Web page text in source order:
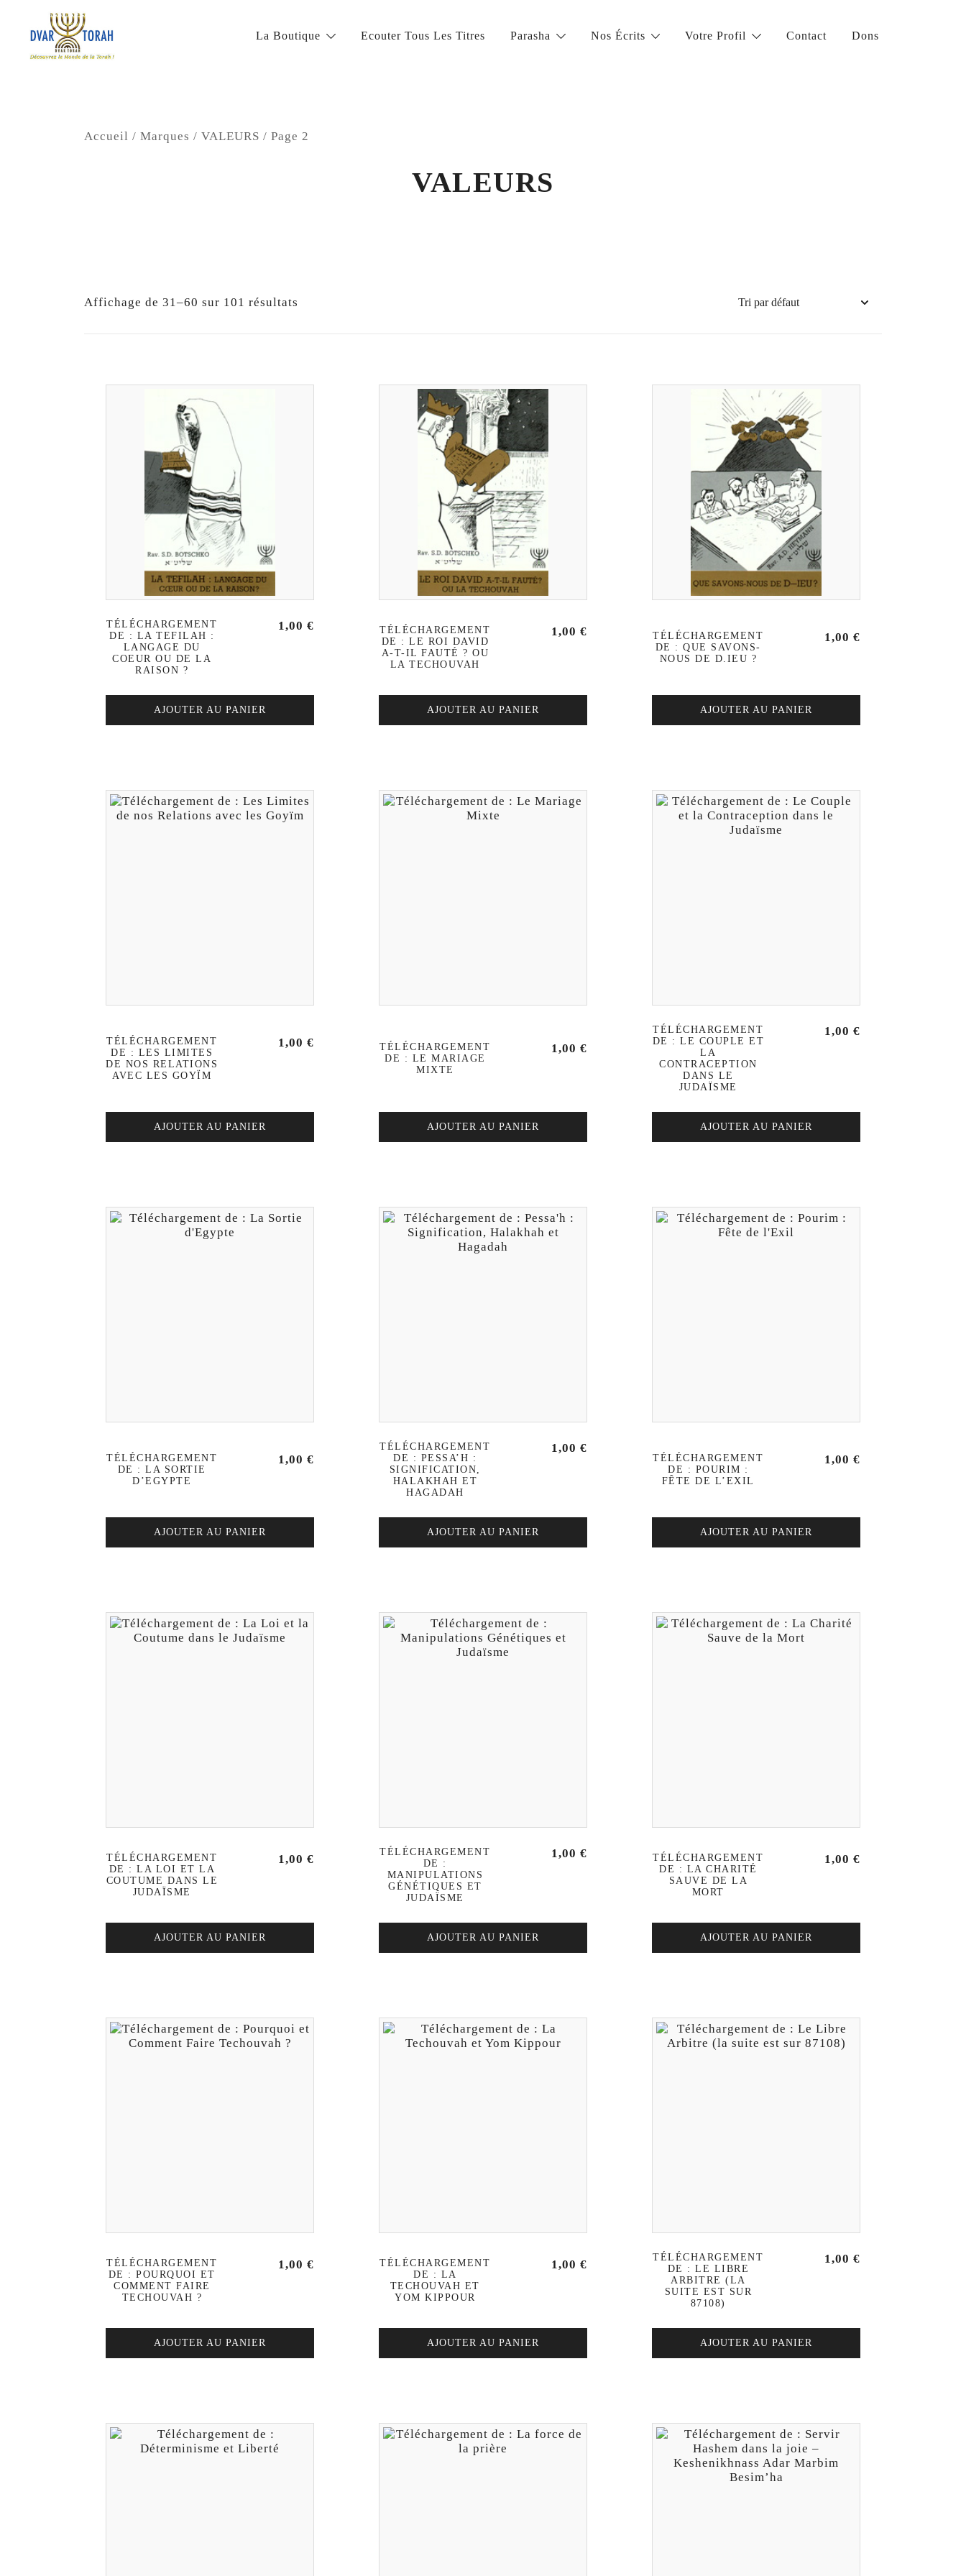
content
La Boutique Ecouter Tous Les Titres Parasha Nos Écrits Votre Profil Contact Dons
Accueil / Marques / VALEURS / Page 2
VALEURS
Affichage de 31–60 sur 101 résultats
TÉLÉCHARGEMENT
DE : LA TEFILAH :
LANGAGE DU
COEUR OU DE LA
RAISON ?
1,00 €
AJOUTER AU PANIER
TÉLÉCHARGEMENT
DE : LE ROI DAVID
A-T-IL FAUTÉ ? OU
LA TECHOUVAH
1,00 €
AJOUTER AU PANIER
TÉLÉCHARGEMENT
DE : QUE SAVONS-
NOUS DE D.IEU ?
1,00 €
AJOUTER AU PANIER
TÉLÉCHARGEMENT
DE : LES LIMITES
DE NOS RELATIONS
AVEC LES GOYÏM
1,00 €
AJOUTER AU PANIER
TÉLÉCHARGEMENT
DE : LE MARIAGE
MIXTE
1,00 €
AJOUTER AU PANIER
TÉLÉCHARGEMENT
DE : LE COUPLE ET
LA
CONTRACEPTION
DANS LE
JUDAÏSME
1,00 €
AJOUTER AU PANIER
TÉLÉCHARGEMENT
DE : LA SORTIE
D’EGYPTE
1,00 €
AJOUTER AU PANIER
TÉLÉCHARGEMENT
DE : PESSA’H :
SIGNIFICATION,
HALAKHAH ET
HAGADAH
1,00 €
AJOUTER AU PANIER
TÉLÉCHARGEMENT
DE : POURIM :
FÊTE DE L’EXIL
1,00 €
AJOUTER AU PANIER
TÉLÉCHARGEMENT
DE : LA LOI ET LA
COUTUME DANS LE
JUDAÏSME
1,00 €
AJOUTER AU PANIER
TÉLÉCHARGEMENT
DE :
MANIPULATIONS
GÉNÉTIQUES ET
JUDAÏSME
1,00 €
AJOUTER AU PANIER
TÉLÉCHARGEMENT
DE : LA CHARITÉ
SAUVE DE LA
MORT
1,00 €
AJOUTER AU PANIER
TÉLÉCHARGEMENT
DE : POURQUOI ET
COMMENT FAIRE
TECHOUVAH ?
1,00 €
AJOUTER AU PANIER
TÉLÉCHARGEMENT
DE : LA
TECHOUVAH ET
YOM KIPPOUR
1,00 €
AJOUTER AU PANIER
TÉLÉCHARGEMENT
DE : LE LIBRE
ARBITRE (LA
SUITE EST SUR
87108)
1,00 €
AJOUTER AU PANIER